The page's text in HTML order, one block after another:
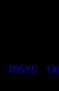
DSGVO